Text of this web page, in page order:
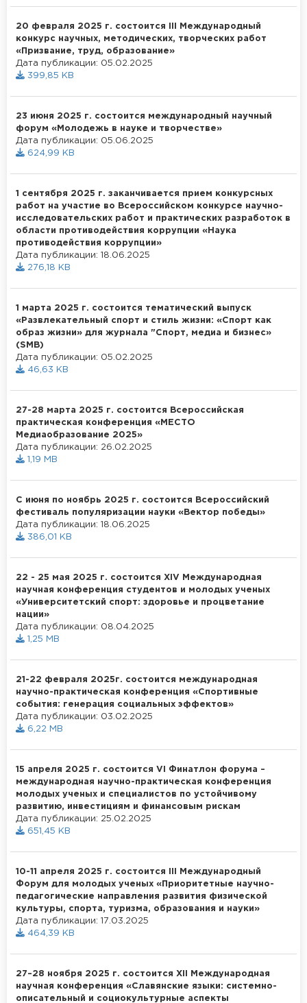
20 февраля 2025 г. состоится III Международный
конкурс научных, методических, творческих работ
«Призвание, труд, образование»
Дата публикации: 05.02.2025
399,85 KB
23 июня 2025 г. состоится международный научный
форум «Молодежь в науке и творчестве»
Дата публикации: 05.06.2025
624,99 KB
1 сентября 2025 г. заканчивается прием конкурсных
работ на участие во Всероссийском конкурсе научно-
исследовательских работ и практических разработок в
области противодействия коррупции «Наука
противодействия коррупции»
Дата публикации: 18.06.2025
276,18 KB
1 марта 2025 г. состоится тематический выпуск
«Развлекательный спорт и стиль жизни: «Спорт как
образ жизни» для журнала "Спорт, медиа и бизнес»
(SMB)
Дата публикации: 05.02.2025
46,63 KB
27-28 марта 2025 г. состоится Всероссийская
практическая конференция «МЕСТО
Медиаобразование 2025»
Дата публикации: 26.02.2025
1,19 MB
С июня по ноябрь 2025 г. состоится Всероссийский
фестиваль популяризации науки «Вектор победы»
Дата публикации: 18.06.2025
386,01 KB
22 - 25 мая 2025 г. состоится XIV Международная
научная конференция студентов и молодых ученых
«Университетский спорт: здоровье и процветание
нации»
Дата публикации: 08.04.2025
1,25 MB
21-22 февраля 2025г. состоится международная
научно-практическая конференция «Спортивные
события: генерация социальных эффектов»
Дата публикации: 03.02.2025
6,22 MB
15 апреля 2025 г. состоится VI Финатлон форума –
международная научно-практическая конференция
молодых ученых и специалистов по устойчивому
развитию, инвестициям и финансовым рискам
Дата публикации: 25.02.2025
651,45 KB
10-11 апреля 2025 г. состоится III Международный
Форум для молодых ученых «Приоритетные научно-
педагогические направления развития физической
культуры, спорта, туризма, образования и науки»
Дата публикации: 17.03.2025
464,39 KB
27–28 ноября 2025 г. состоится ХII Международная
научная конференция «Славянские языки: системно-
описательный и социокультурные аспекты